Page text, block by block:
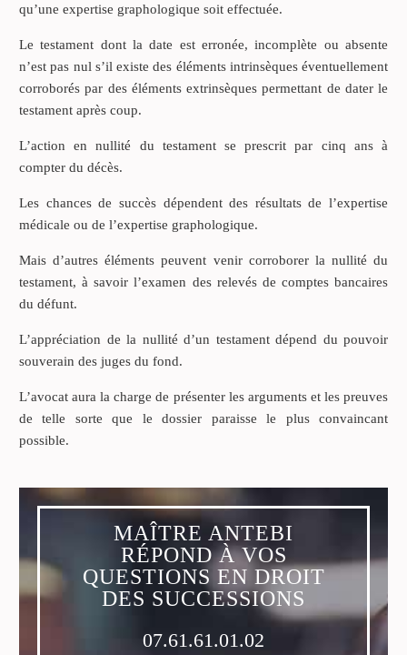
qu’une expertise graphologique soit effectuée.
Le testament dont la date est erronée, incomplète ou absente
n’est pas nul s’il existe des éléments intrinsèques éventuellement
corroborés par des éléments extrinsèques permettant de dater le
testament après coup.
L’action en nullité du testament se prescrit par cinq ans à
compter du décès.
Les chances de succès dépendent des résultats de l’expertise
médicale ou de l’expertise graphologique.
Mais d’autres éléments peuvent venir corroborer la nullité du
testament, à savoir l’examen des relevés de comptes bancaires
du défunt.
L’appréciation de la nullité d’un testament dépend du pouvoir
souverain des juges du fond.
L’avocat aura la charge de présenter les arguments et les preuves
de telle sorte que le dossier paraisse le plus convaincant
possible.
MAÎTRE ANTEBI
RÉPOND À VOS
QUESTIONS EN DROIT
DES SUCCESSIONS
07.61.61.01.02